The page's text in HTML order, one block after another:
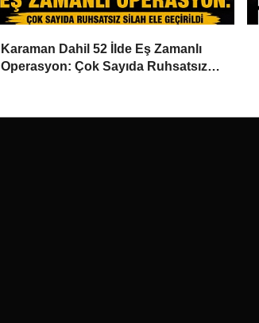
Karaman Dahil 52 İlde Eş Zamanlı
Operasyon: Çok Sayıda Ruhsatsız